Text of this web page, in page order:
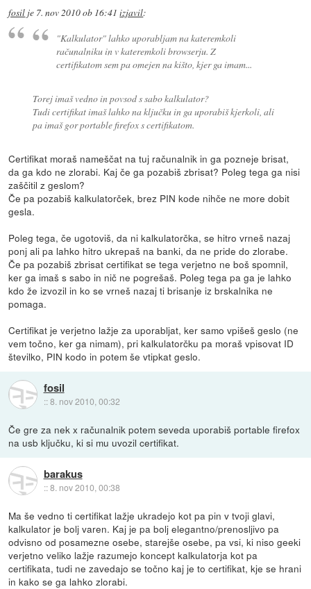
fosil je 7. nov 2010 ob 16:41 izjavil:
"Kalkulator" lahko uporabljam na kateremkoli
računalniku in v kateremkoli browserju. Z
certifikatom sem pa omejen na kišto, kjer ga imam...
Torej imaš vedno in povsod s sabo kalkulator?
Tudi certifikat imaš lahko na ključku in ga uporabiš kjerkoli, ali
pa imaš gor portable firefox s certifikatom.
Certifikat moraš nameščat na tuj računalnik in ga pozneje brisat,
da ga kdo ne zlorabi. Kaj če ga pozabiš zbrisat? Poleg tega ga nisi
zaščitil z geslom?
Če pa pozabiš kalkulatorček, brez PIN kode nihče ne more dobit
gesla.
Poleg tega, če ugotoviš, da ni kalkulatorčka, se hitro vrneš nazaj
ponj ali pa lahko hitro ukrepaš na banki, da ne pride do zlorabe.
Če pa pozabiš zbrisat certifikat se tega verjetno ne boš spomnil,
ker ga imaš s sabo in nič ne pogrešaš. Poleg tega pa ga je lahko
kdo že izvozil in ko se vrneš nazaj ti brisanje iz brskalnika ne
pomaga.
Certifikat je verjetno lažje za uporabljat, ker samo vpišeš geslo (ne
vem točno, ker ga nimam), pri kalkulatorčku pa moraš vpisovat ID
številko, PIN kodo in potem še vtipkat geslo.
fosil
::8. nov 2010, 00:32
Če gre za nek x računalnik potem seveda uporabiš portable firefox
na usb ključku, ki si mu uvozil certifikat.
barakus
::8. nov 2010, 00:38
Ma še vedno ti certifikat lažje ukradejo kot pa pin v tvoji glavi,
kalkulator je bolj varen. Kaj je pa bolj elegantno/prenosljivo pa
odvisno od posamezne osebe, starejše osebe, pa vsi, ki niso geeki
verjetno veliko lažje razumejo koncept kalkulatorja kot pa
certifikata, tudi ne zavedajo se točno kaj je to certifikat, kje se hrani
in kako se ga lahko zlorabi.